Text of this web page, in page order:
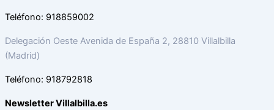
Teléfono: 918859002
Delegación Oeste Avenida de España 2, 28810 Villalbilla
(Madrid)
Teléfono: 918792818
Newsletter Villalbilla.es